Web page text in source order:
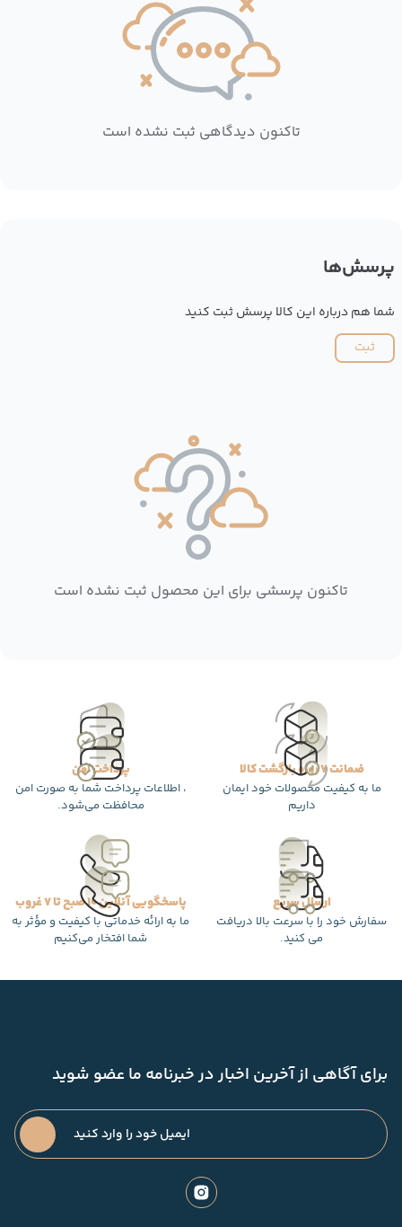
تاکنون دیدگاهی ثبت نشده است
پرسش‌ها
شما هم درباره این کالا پرسش ثبت کنید
ثبت
تاکنون پرسشی برای این محصول ثبت نشده است
ضمانت 7 روزه بازگشت کالا
ما به کیفیت محصولات خود ایمان
داریم
پرداخت امن
، اطلاعات پرداخت شما به صورت امن
محافظت می‌شود.
ارسال سریع
سفارش خود را با سرعت بالا دریافت
می کنید.
پاسخگویی آنلاین 10 صبح تا 7 غروب
ما به ارائه خدماتی با کیفیت و مؤثر به
شما افتخار می‌کنیم
برای آگاهی از آخرین اخبار در خبرنامه ما عضو شوید